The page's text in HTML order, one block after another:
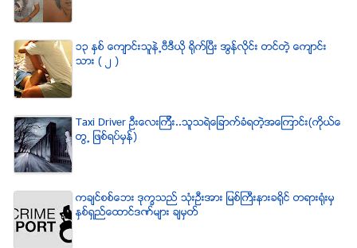
၁၃ ႏွစ္ ေက်ာင္းသူနဲ႕ဗီဒီယို ရိုက္ျပီး အြန္လိုင္း တင္တဲ့ ေက်ာင္း
သား ( ၂ )
Taxi Driver ဦးေလးၾကီး..သူသရဲေျခာက္ခံရတဲ့အေၾကာင္း(ကိုယ္ေ
တြ႕ ျဖစ္ရပ္မွန္)
ကခ်င္စစ္ေဘး ဒုကၡသည္ သံုးဦးအား ျမစ္ႀကီးနားခရိုင္ တရားရံုးမွ
ႏွစ္ရွည္ေထာင္ဒဏ္မ်ား ခ်မွတ္